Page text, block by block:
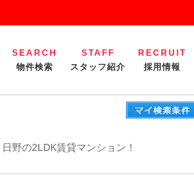
SEARCH
物件検索
STAFF
スタッフ紹介
RECRUIT
採用情報
日野の2LDK賃貸マンション！